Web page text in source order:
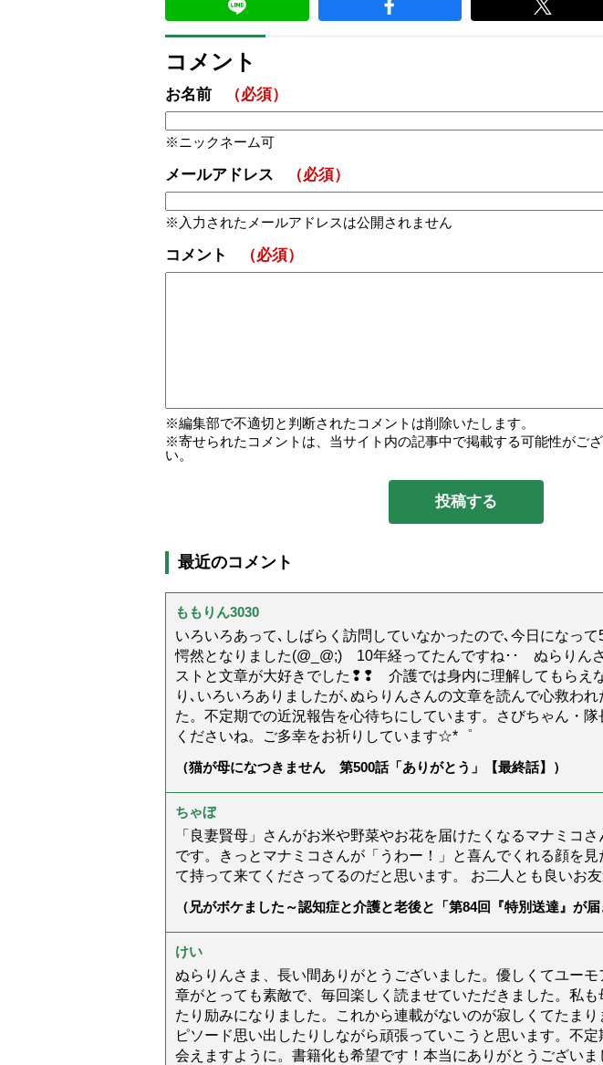
コメント
お名前 （必須）
ニックネーム可
メールアドレス （必須）
入力されたメールアドレスは公開されません
コメント （必須）
編集部で不適切と判断されたコメントは削除いたします。
寄せられたコメントは、当サイト内の記事中で掲載する可能性がご
い。
最近のコメント
ももりん3030
いろいろあって､しばらく訪問していなかったので､今日になって
愕然となりました(@_@;) 10年経ってたんですね･･ ぬらりん
ストと文章が大好きでした❢❢ 介護では身内に理解してもらえ
り､いろいろありましたが､ぬらりんさんの文章を読んで心救わ
た。不定期での近況報告を心待ちにしています。さびちゃん・隊
くださいね。ご多幸をお祈りしています☆*゜
（猫が母になつきません 第500話「ありがとう」【最終話】）
ちゃぼ
「良妻賢母」さんがお米や野菜やお花を届けたくなるマナミコ
です。きっとマナミコさんが「うわー！」と喜んでくれる顔を
て持って来てくださってるのだと思います。 お二人とも良いお友
（兄がボケました～認知症と介護と老後と「第84回『特別送達』が
けい
ぬらりんさま、長い間ありがとうございました。優しくてユー
章がとっても素敵で、毎回楽しく読ませていただきました。私
たり励みになりました。これから連載がないのが寂しくてたま
ピソード思い出したりしながら頑張っていこうと思います。不
会えますように。書籍化も希望です！本当にありがとうございま